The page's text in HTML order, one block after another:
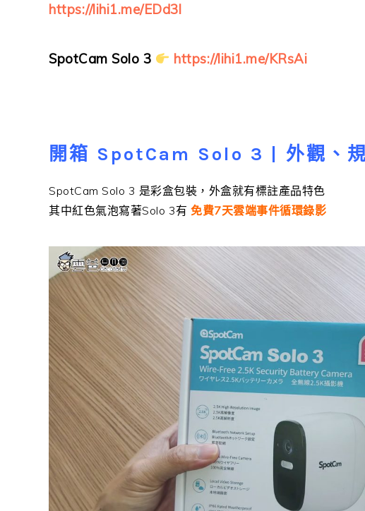
https://lihi1.me/EDd3l
SpotCam Solo 3 https://lihi1.me/KRsAi
開箱 SpotCam Solo 3 | 外觀、
SpotCam Solo 3 是彩盒包裝，外盒就有標註產品特色
其中紅色氣泡寫著Solo 3有 免費7天雲端事件循環錄影